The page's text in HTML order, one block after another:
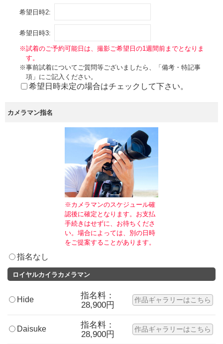
希望日時2:
希望日時3:
※試着のご予約可能日は、撮影ご希望日の1週間前までとなりま
す。
※事前試着についてご質問等ございましたら、「備考・特記事
項」にご記入ください。
希望日時未定の場合はチェックして下さい。
カメラマン指名
※カメラマンのスケジュール確
認後に確定となります。お支払
手続きはせずに、お待ちくださ
い。場合によっては、別の日時
をご提案することがあります。
指名なし
ロイヤルカイラカメラマン
Hide
指名料：
28,900円
作品ギャラリーはこちら
Daisuke
指名料：
28,900円
作品ギャラリーはこちら